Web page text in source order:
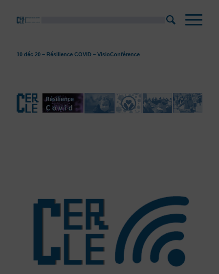
10 déc 20 – Résilience COVID – VisioConférence